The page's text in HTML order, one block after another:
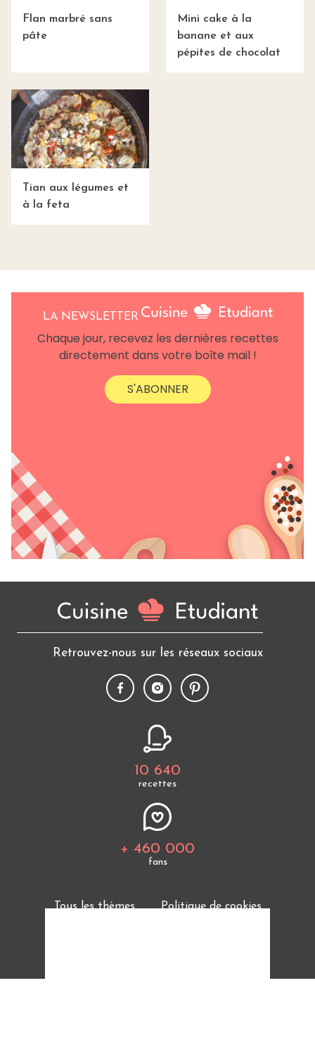
Flan marbré sans
pâte
Mini cake à la
banane et aux
pépites de chocolat
Tian aux légumes et
à la feta
LA NEWSLETTER
Chaque jour, recevez les dernières recettes
directement dans votre boîte mail !
S'ABONNER
Retrouvez-nous sur les réseaux sociaux
10 640
recettes
+ 460 000
fans
Tous les thèmes
Politique de cookies